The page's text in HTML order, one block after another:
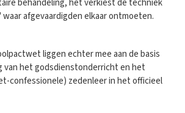
behandeling, het verkiest de techniek
waar afgevaardigden elkaar ontmoeten.
liggen echter mee aan de basis
van het godsdienstonderricht en het
confessionele) zedenleer in het officieel